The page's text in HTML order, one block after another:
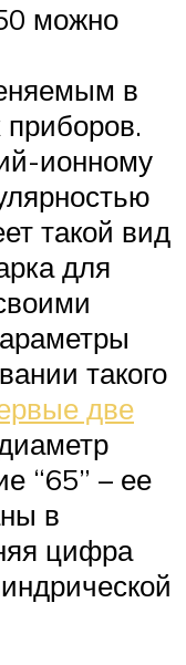
можно
в
ионному
такой вид
для
такого
две
“65” – ее
в
цифра